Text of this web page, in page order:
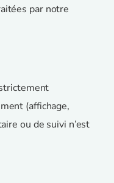
par notre
(affichage,
ou de suivi n’est